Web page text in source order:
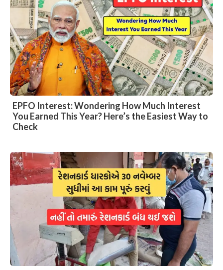
EPFO Interest: Wondering How Much Interest
You Earned This Year? Here’s the Easiest Way to
Check